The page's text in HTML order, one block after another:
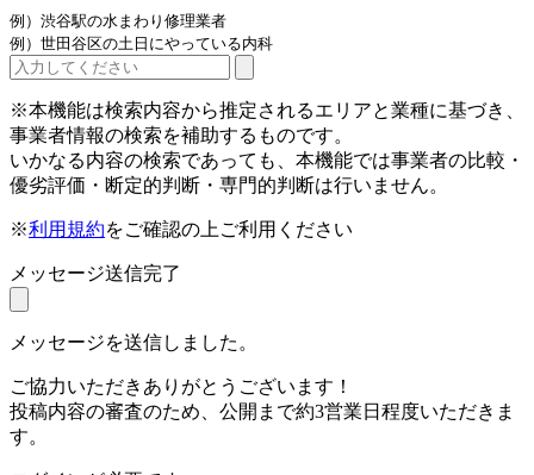
例）渋谷駅の水まわり修理業者
例）世田谷区の土日にやっている内科
※本機能は検索内容から推定されるエリアと業種に基づき、
事業者情報の検索を補助するものです。
いかなる内容の検索であっても、本機能では事業者の比較・
優劣評価・断定的判断・専門的判断は行いません。
※利用規約をご確認の上ご利用ください
メッセージ送信完了
メッセージを送信しました。
ご協力いただきありがとうございます！
投稿内容の審査のため、公開まで約3営業日程度いただきま
す。